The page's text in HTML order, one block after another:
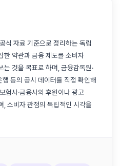
식 자료 기준으로 정리하는 독립
한 약관과 금융 제도를 소비자
는 것을 목표로 하며, 금융감독원·
행 등의 공시 데이터를 직접 확인해
험사·금융사의 후원이나 광고
, 소비자 관점의 독립적인 시각을